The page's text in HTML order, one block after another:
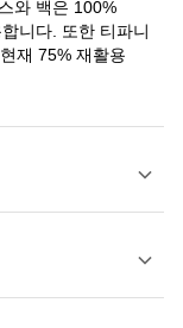
와 백은 100%
니다. 또한 티파니
재 75% 재활용